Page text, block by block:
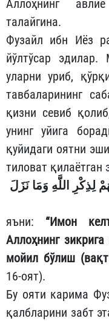
Аллоҳнинг
талайгина.
Фузайл ибн Иёз
йўлтўсар эдилар.
уларни уриб,
тавбаларининг
қизни севиб
унинг уйига
қуйидаги оятни
тиловат қилаётган
яъни: “Имон
Аллоҳнинг
мойил бўлиш
16-оят).
Бу ояти карима
қалбларини забт